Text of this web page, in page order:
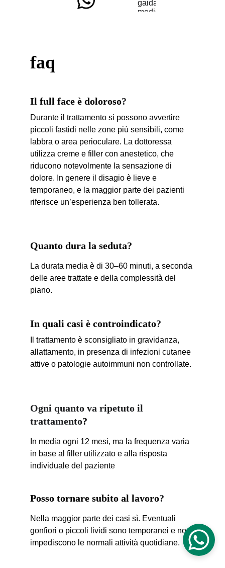
faq
Il full face è doloroso?
Durante il trattamento si possono avvertire
piccoli fastidi nelle zone più sensibili, come
labbra o area perioculare. La dottoressa
utilizza creme e filler con anestetico, che
riducono notevolmente la sensazione di
dolore. In genere il disagio è lieve e
temporaneo, e la maggior parte dei pazienti
riferisce un’esperienza ben tollerata.
Quanto dura la seduta?
La durata media è di 30–60 minuti, a seconda
delle aree trattate e della complessità del
piano.
In quali casi è controindicato?
Il trattamento è sconsigliato in gravidanza,
allattamento, in presenza di infezioni cutanee
attive o patologie autoimmuni non controllate.
Ogni quanto va ripetuto il
trattamento?
In media ogni 12 mesi, ma la frequenza varia
in base al filler utilizzato e alla risposta
individuale del paziente
Posso tornare subito al lavoro?
Nella maggior parte dei casi sì. Eventuali
gonfiori o piccoli lividi sono temporanei e non
impediscono le normali attività quotidiane.